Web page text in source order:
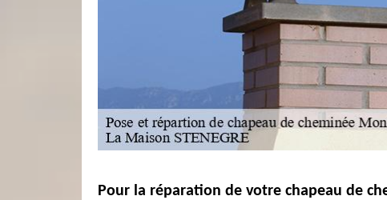
Pour la réparation de votre chapeau de